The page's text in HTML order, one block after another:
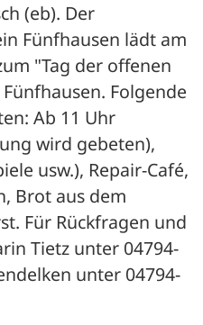
(eb). Der
Fünfhausen lädt am
"Tag der offenen
Folgende
Ab 11 Uhr
wird gebeten),
usw.), Repair-Café,
Brot aus dem
Für Rückfragen und
Tietz unter 04794-
unter 04794-